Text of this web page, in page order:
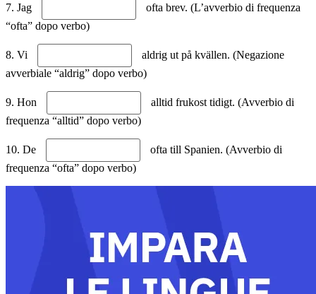
7. Jag
ofta brev. (L’avverbio di frequenza
“ofta” dopo verbo)
8. Vi
aldrig ut på kvällen. (Negazione
avverbiale “aldrig” dopo verbo)
9. Hon
alltid frukost tidigt. (Avverbio di
frequenza “alltid” dopo verbo)
10. De
ofta till Spanien. (Avverbio di
frequenza “ofta” dopo verbo)